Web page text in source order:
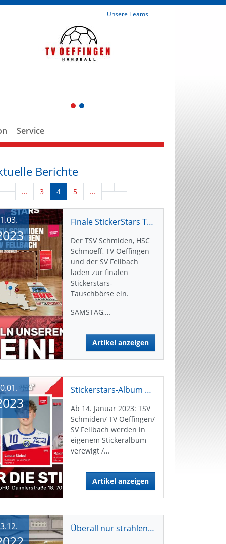
Unsere Teams
1 2
Service
Berichte
… 3 4 5 …
Finale StickerStars Tauschbörse !!!
Der TSV Schmiden, HSC
Schmoeff, TV Oeffingen
und der SV Fellbach
laden zur finalen
Stickerstars-
Tauschbörse ein.
SAMSTAG,…
Artikel anzeigen
Stickerstars-Album der 3 Fellbacher Handball-Vereine
Ab 14. Januar 2023: TSV
Schmiden/ TV Oeffingen/
SV Fellbach werden in
eigenem Stickeralbum
verewigt /…
Artikel anzeigen
Überall nur strahlende Gesichter